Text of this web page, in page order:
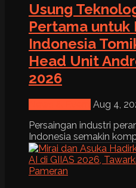
Usung
Pertama untuk
Indonesia
Head Unit
2026
Aug 4,
Persaingan industri
Indonesia semakin